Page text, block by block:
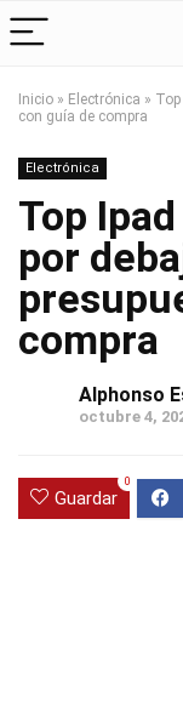
Inicio » Electrónica »
con guía de compra
Electrónica
Top
por
compra
Alphonso
octubre 4,
Guardar
0